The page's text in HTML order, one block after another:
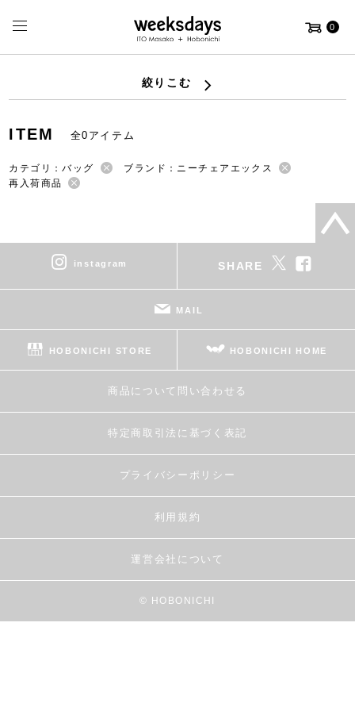
0
絞りこむ
ITEM 全0アイテム
カテゴリ：バッグ
ブランド：ニーチェアエックス
再入荷商品
instagram SHARE
MAIL
HOBONICHI STORE HOBONICHI HOME
商品について問い合わせる
特定商取引法に基づく表記
プライバシーポリシー
利用規約
運営会社について
© HOBONICHI